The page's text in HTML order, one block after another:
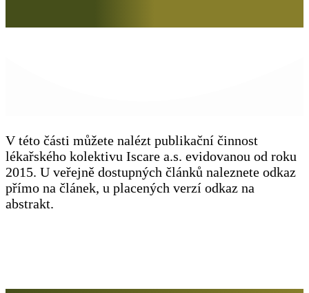
V této části můžete nalézt publikační činnost
lékařského kolektivu Iscare a.s. evidovanou od roku
2015. U veřejně dostupných článků naleznete odkaz
přímo na článek, u placených verzí odkaz na
abstrakt.